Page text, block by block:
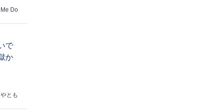
Do
で
か
とも